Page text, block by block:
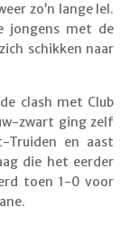
zo’n lange lel.
jongens met de
schikken naar
clash met Club
zwart ging zelf
en aast
die het eerder
toen 1-0 voor